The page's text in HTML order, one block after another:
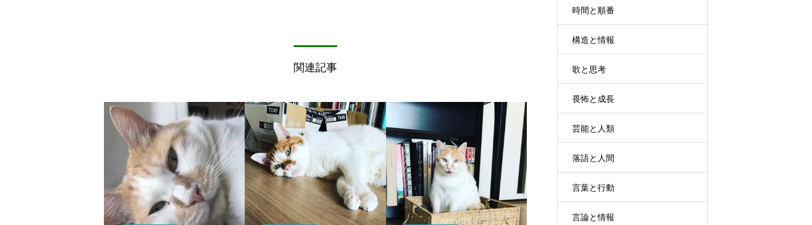
関連記事
時間と順番
構造と情報
歌と思考
畏怖と成長
芸能と人類
落語と人間
言葉と行動
言論と情報